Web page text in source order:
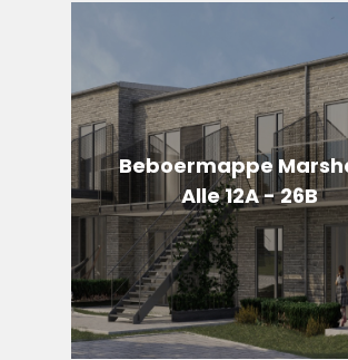
Beboermappe
Alle 12A - 26B